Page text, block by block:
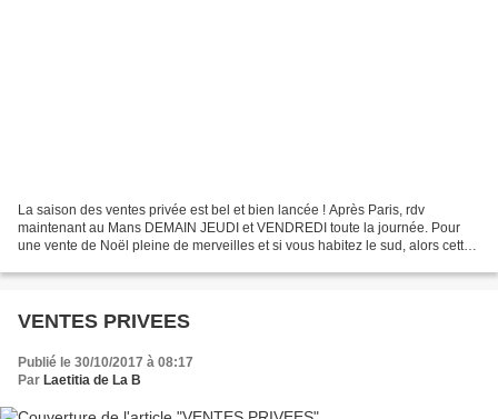
La saison des ventes privée est bel et bien lancée ! Après Paris, rdv
maintenant au Mans DEMAIN JEUDI et VENDREDI toute la journée. Pour
une vente de Noël pleine de merveilles et si vous habitez le sud, alors cette
VENTES PRIVEES
Publié le 30/10/2017 à 08:17
Par Laetitia de La B